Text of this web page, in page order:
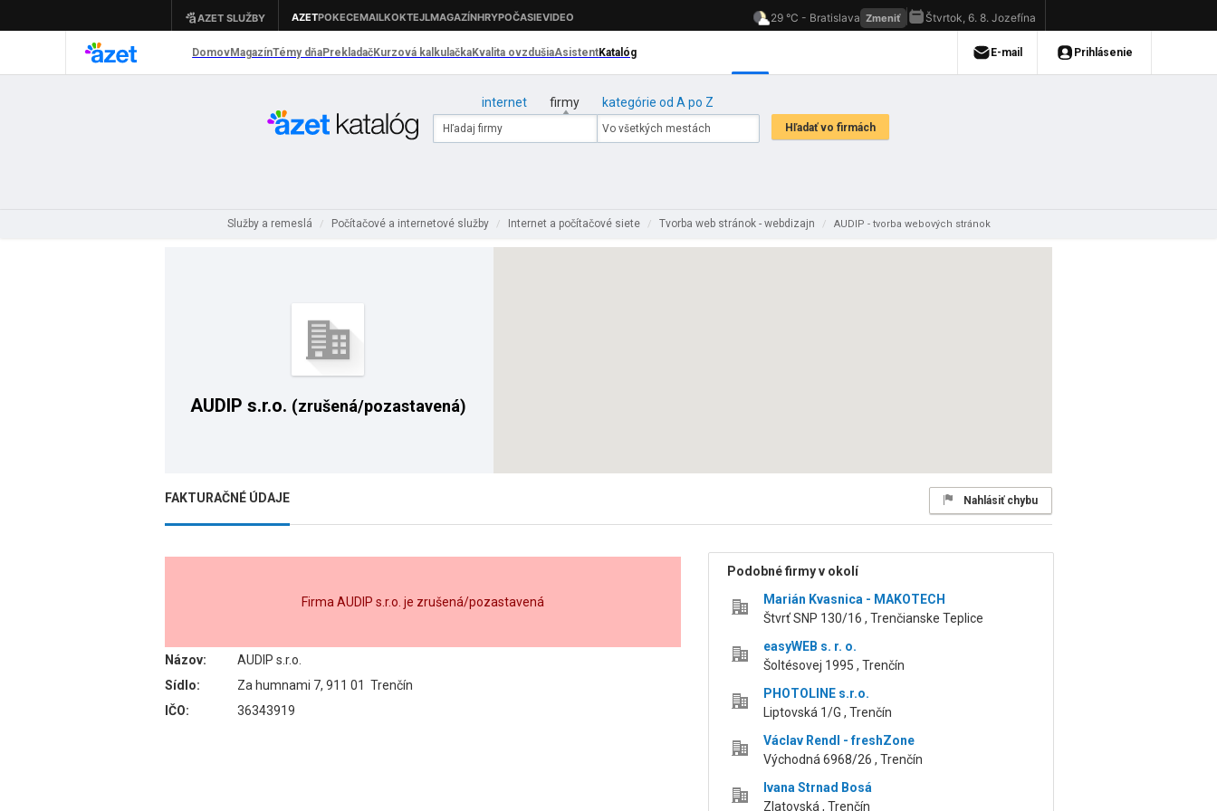
internet firmy kategórie od A po Z
Služby a remeslá / Počítačové a internetové služby / Internet a počítačové siete / Tvorba web stránok - webdizajn / AUDIP - tvorba webových stránok
AUDIP s.r.o. (zrušená/pozastavená)
FAKTURAČNÉ ÚDAJE Nahlásiť chybu
Firma AUDIP s.r.o. je zrušená/pozastavená
Názov:
AUDIP s.r.o.
Sídlo:
Za humnami 7, 911 01 Trenčín
IČO:
36343919
Podobné firmy v okolí
Marián Kvasnica - MAKOTECH
Štvrť SNP 130/16 , Trenčianske Teplice
easyWEB s. r. o.
Šoltésovej 1995 , Trenčín
PHOTOLINE s.r.o.
Liptovská 1/G , Trenčín
Václav Rendl - freshZone
Východná 6968/26 , Trenčín
Ivana Strnad Bosá
Zlatovská , Trenčín